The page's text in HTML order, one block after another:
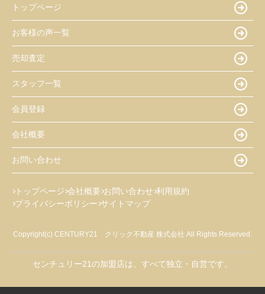
トップページ
お客様の声一覧
売却査定
スタッフ一覧
会員登録
会社概要
お問い合わせ
トップページ 会社概要 お問い合わせ 利用規約
プライバシーポリシー サイトマップ
Copyright(c) CENTURY21 クリック不動産 株式会社 All Rights Reserved.
センチュリー21の加盟店は、すべて独立・自営です。